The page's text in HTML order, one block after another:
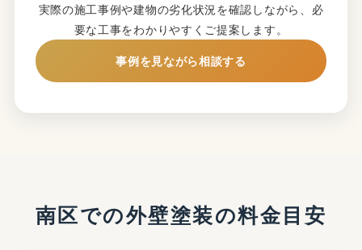
実際の施工事例や建物の劣化状況を確認しながら、必
要な工事をわかりやすくご提案します。
事例を見ながら相談する
南区での外壁塗装の料金目安